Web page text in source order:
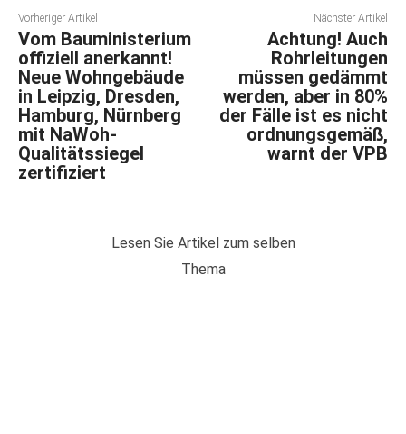
Vorheriger Artikel
Vom Bauministerium
offiziell anerkannt!
Neue Wohngebäude
in Leipzig, Dresden,
Hamburg, Nürnberg
mit NaWoh-
Qualitätssiegel
zertifiziert
Nächster Artikel
Achtung! Auch
Rohrleitungen
müssen gedämmt
werden, aber in 80%
der Fälle ist es nicht
ordnungsgemäß,
warnt der VPB
Lesen Sie Artikel zum selben
Thema